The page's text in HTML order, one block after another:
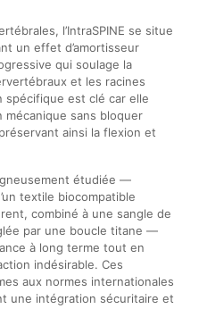
l’IntraSPINE se situe
un effet d’amortisseur
qui soulage la
et les racines
spécifique est clé car elle
sans bloquer
ainsi la flexion et
étudiée —
textile biocompatible
combiné à une sangle de
par une boucle titane —
à long terme tout en
indésirable. Ces
aux normes internationales
une intégration sécuritaire et